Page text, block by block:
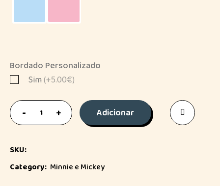
Bordado Personalizado
Sim(+5.00€)
Minnie
Adicionar
SKU:
Category: Minnie e Mickey